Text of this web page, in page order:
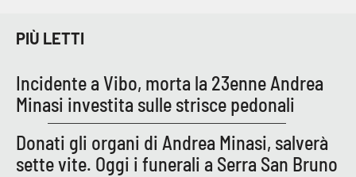
Apple
PIÙ LETTI
Incidente a Vibo, morta la 23enne Andrea
Minasi investita sulle strisce pedonali
Donati gli organi di Andrea Minasi, salverà
sette vite. Oggi i funerali a Serra San Bruno